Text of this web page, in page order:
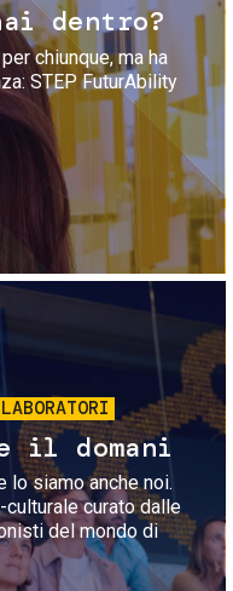
dentro?
chiunque, ma ha
STEP FuturAbility
il domani
lo siamo anche noi.
curato dalle
del mondo di